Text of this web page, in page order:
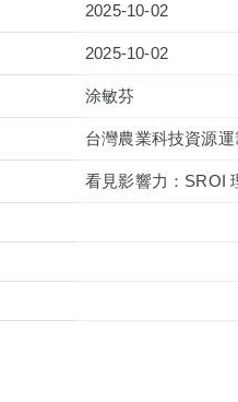
2025-10-02
2025-10-02
涂敏芬
台灣農業科技資源
看見影響力：SROI